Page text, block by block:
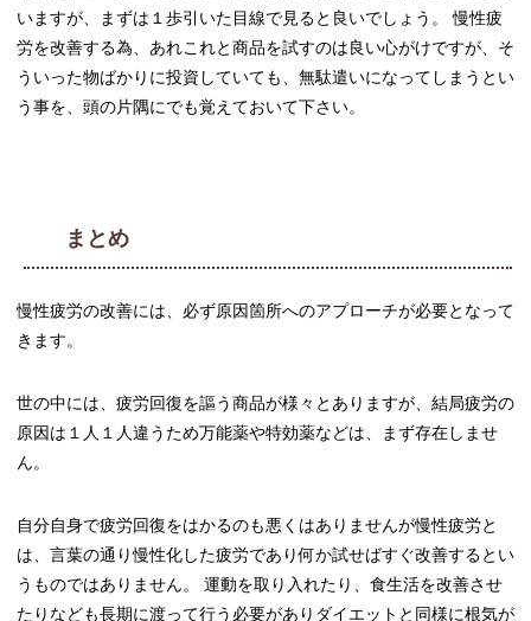
いますが、まずは１歩引いた目線で見ると良いでしょう。 慢性疲
労を改善する為、あれこれと商品を試すのは良い心がけですが、そ
ういった物ばかりに投資していても、無駄遣いになってしまうとい
う事を、頭の片隅にでも覚えておいて下さい。
まとめ
慢性疲労の改善には、必ず原因箇所へのアプローチが必要となって
きます。
世の中には、疲労回復を謳う商品が様々とありますが、結局疲労の
原因は１人１人違うため万能薬や特効薬などは、まず存在しませ
ん。
自分自身で疲労回復をはかるのも悪くはありませんが慢性疲労と
は、言葉の通り慢性化した疲労であり何か試せばすぐ改善するとい
うものではありません。 運動を取り入れたり、食生活を改善させ
たりなども長期に渡って行う必要がありダイエットと同様に根気が